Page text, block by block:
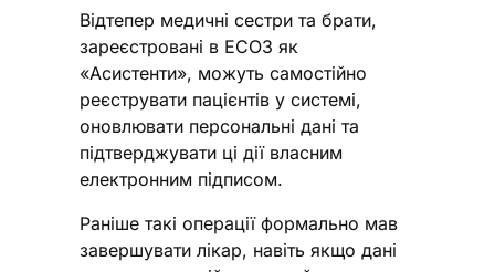
Відтепер медичні сестри та брати,
зареєстровані в ЕСОЗ як
«Асистенти», можуть самостійно
реєструвати пацієнтів у системі,
оновлювати персональні дані та
підтверджувати ці дії власним
електронним підписом.
Раніше такі операції формально мав
завершувати лікар, навіть якщо дані